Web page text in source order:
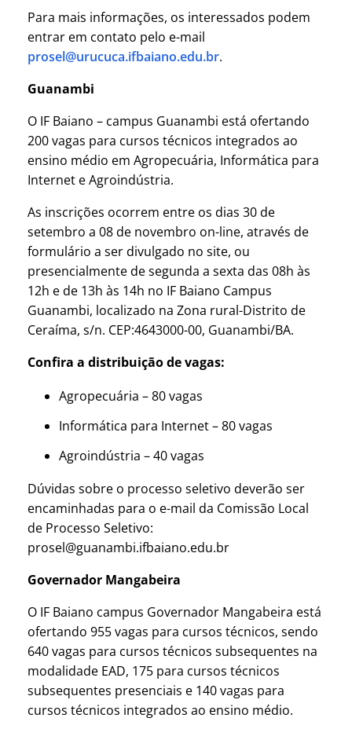
Para mais informações, os interessados podem
entrar em contato pelo e-mail
prosel@urucuca.ifbaiano.edu.br.
Guanambi
O IF Baiano – campus Guanambi está ofertando
200 vagas para cursos técnicos integrados ao
ensino médio em Agropecuária, Informática para
Internet e Agroindústria.
As inscrições ocorrem entre os dias 30 de
setembro a 08 de novembro on-line, através de
formulário a ser divulgado no site, ou
presencialmente de segunda a sexta das 08h às
12h e de 13h às 14h no IF Baiano Campus
Guanambi, localizado na Zona rural-Distrito de
Ceraíma, s/n. CEP:4643000-00, Guanambi/BA.
Confira a distribuição de vagas:
Agropecuária – 80 vagas
Informática para Internet – 80 vagas
Agroindústria – 40 vagas
Dúvidas sobre o processo seletivo deverão ser
encaminhadas para o e-mail da Comissão Local
de Processo Seletivo:
prosel@guanambi.ifbaiano.edu.br
Governador Mangabeira
O IF Baiano campus Governador Mangabeira está
ofertando 955 vagas para cursos técnicos, sendo
640 vagas para cursos técnicos subsequentes na
modalidade EAD, 175 para cursos técnicos
subsequentes presenciais e 140 vagas para
cursos técnicos integrados ao ensino médio.